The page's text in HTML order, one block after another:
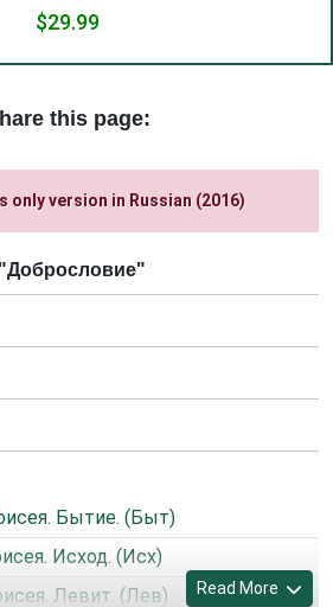
$29.99
this page:
only version in Russian (2016)
Бытие. (Быт)
Исход. (Исх)
Левит. (Лев)
Read More